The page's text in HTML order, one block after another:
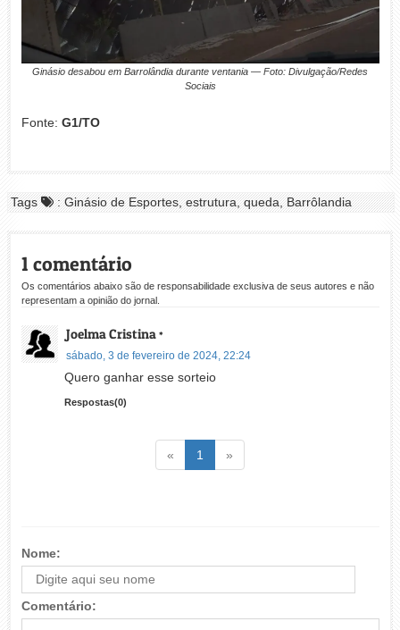
Ginásio desabou em Barrolândia durante ventania — Foto: Divulgação/Redes
Sociais
Fonte: G1/TO
Tags : Ginásio de Esportes, estrutura, queda, Barrôlandia
1 comentário
Os comentários abaixo são de responsabilidade exclusiva de seus autores e não
representam a opinião do jornal.
Joelma Cristina*
sábado, 3 de fevereiro de 2024, 22:24
Quero ganhar esse sorteio
Respostas(0)
« Voltar1 (atual)
»
Nome:
Comentário: